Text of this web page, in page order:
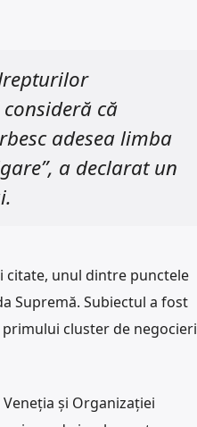
că
adesea limba
a declarat un
citate, unul dintre punctele
Supremă. Subiectul a fost
cluster de negocieri
și Organizației